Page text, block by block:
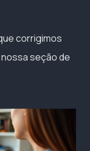
corrigimos
seção de